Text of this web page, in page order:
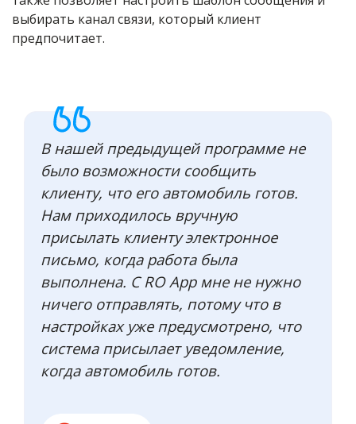
выбирать канал связи, который клиент
предпочитает.
В нашей предыдущей программе не
было возможности сообщить
клиенту, что его автомобиль готов.
Нам приходилось вручную
присылать клиенту электронное
письмо, когда работа была
выполнена. С RO App мне не нужно
ничего отправлять, потому что в
настройках уже предусмотрено, что
система присылает уведомление,
когда автомобиль готов.